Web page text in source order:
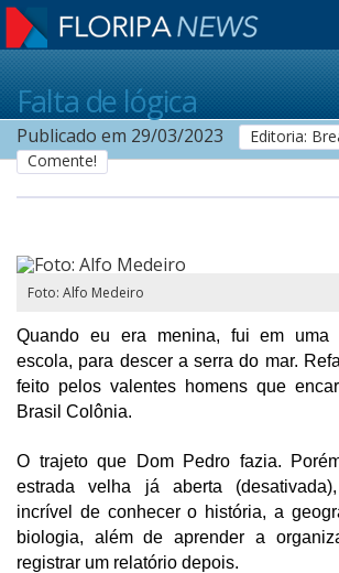
Home
Notícias
Guia de Serviços
Anuncie
Cinema
Falta de lógica
Publicado em 29/03/2023
Editoria:
Comente!
Foto: Alfo Medeiro
Quando eu era menina, fui em uma
escola, para descer a serra do mar.
feito pelos valentes homens que
Brasil Colônia.
O trajeto que Dom Pedro fazia.
estrada velha já aberta
incrível de conhecer o história, a
biologia, além de aprender a
registrar um relatório depois.